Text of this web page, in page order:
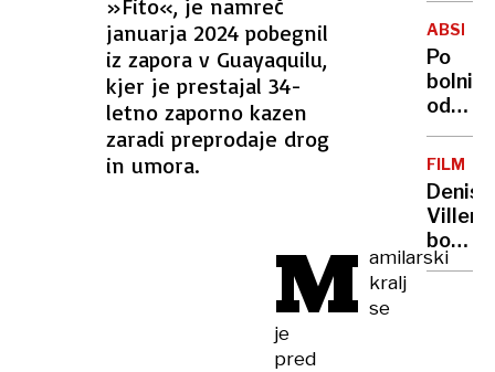
»Fito«, je namreč
januarja 2024 pobegnil
iz zapora v Guayaquilu,
kjer je prestajal 34-
letno zaporno kazen
zaradi preprodaje drog
in umora.
M amilarski
kralj
se
je
pred
leta
-
s
hoteli,
in
bazeni
Po
smo
v
vrhu
FILM
Denis
bo
režiral